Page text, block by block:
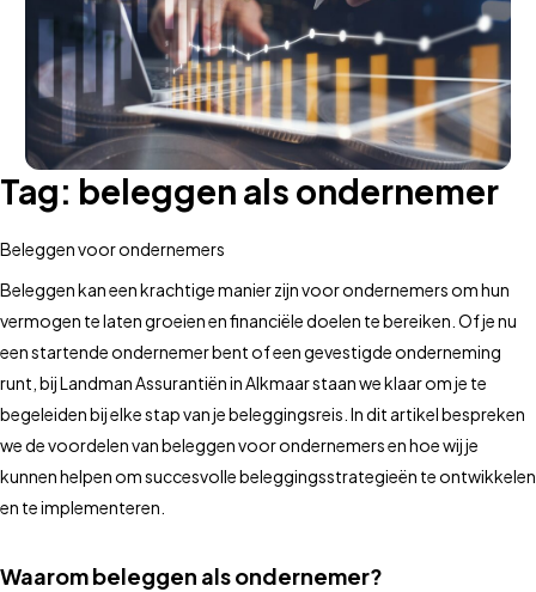
Tag: beleggen als ondernemer
Beleggen voor ondernemers
Beleggen kan een krachtige manier zijn voor ondernemers om hun
vermogen te laten groeien en financiële doelen te bereiken. Of je nu
een startende ondernemer bent of een gevestigde onderneming
runt, bij Landman Assurantiën in Alkmaar staan we klaar om je te
begeleiden bij elke stap van je beleggingsreis. In dit artikel bespreken
we de voordelen van beleggen voor ondernemers en hoe wij je
kunnen helpen om succesvolle beleggingsstrategieën te ontwikkelen
en te implementeren.
Waarom beleggen als ondernemer?